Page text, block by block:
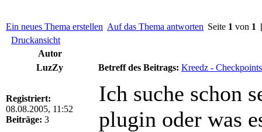
Ein neues Thema erstellen Auf das Thema antworten Seite 1 von 1
Druckansicht
Autor
LuzZy
Betreff des Beitrags: Kreedz -
Registriert:
08.08.2005, 11:52
Beiträge: 3
Ich suche schon
plugin oder was